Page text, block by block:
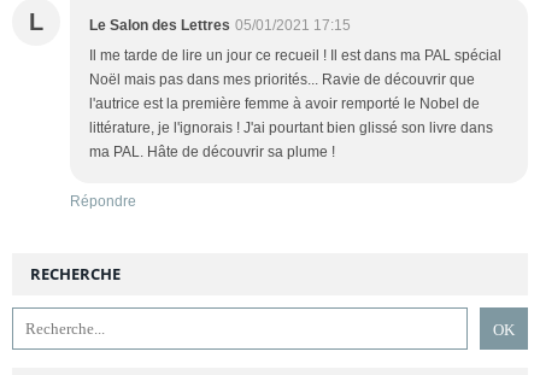
L Le Salon des Lettres 05/01/2021 17:15
Il me tarde de lire un jour ce recueil ! Il est dans ma PAL spécial
Noël mais pas dans mes priorités... Ravie de découvrir que
l'autrice est la première femme à avoir remporté le Nobel de
littérature, je l'ignorais ! J'ai pourtant bien glissé son livre dans
ma PAL. Hâte de découvrir sa plume !
Répondre
RECHERCHE